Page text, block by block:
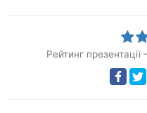
Рейтинг презентації